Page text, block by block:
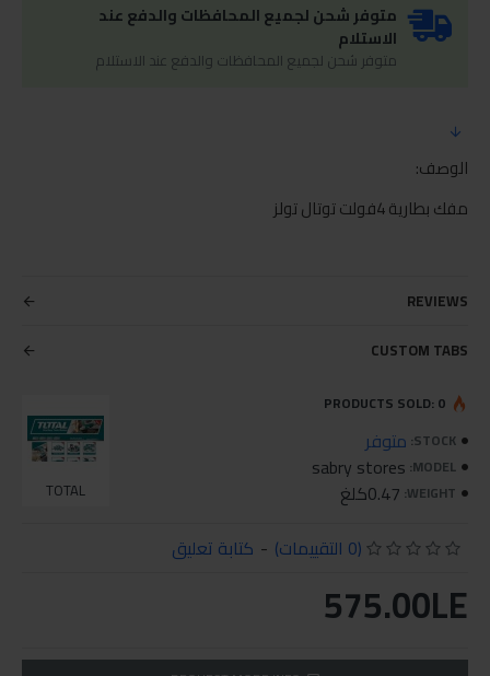
متوفر شحن لجميع المحافظات والدفع عند
الاستلام
متوفر شحن لجميع المحافظات والدفع عند الاستلام
الوصف:
مفك بطارية 4فولت توتال تولز
REVIEWS
CUSTOM TABS
STOCK: متوفر
MODEL:
sabry stores
WEIGHT: 0.47كلغ TOTAL
PRODUCTS SOLD: 0
(0 التقييمات) - كتابة تعليق
575.00LE